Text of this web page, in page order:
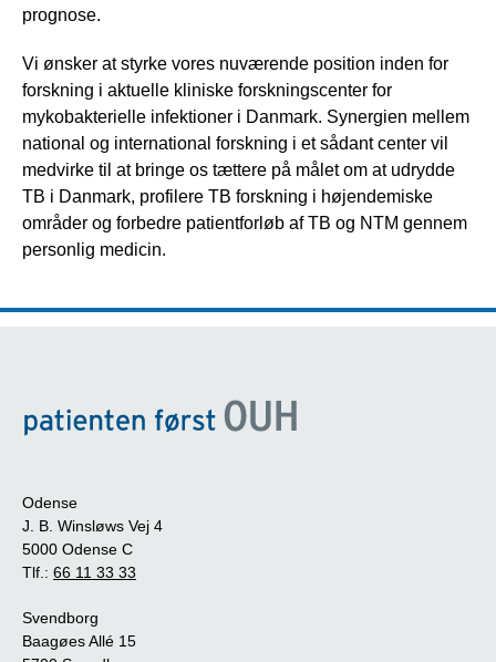
prognose.
Vi ønsker at styrke vores nuværende position inden for
forskning i aktuelle kliniske forskningscenter for
mykobakterielle infektioner i Danmark. Synergien mellem
national og international forskning i et sådant center vil
medvirke til at bringe os tættere på målet om at udrydde
TB i Danmark, profilere TB forskning i højendemiske
områder og forbedre patientforløb af TB og NTM gennem
personlig medicin.
Odense
J. B. Winsløws Vej 4
5000 Odense C
Tlf.: 66 11 33 33
Svendborg
Baagøes Allé 15